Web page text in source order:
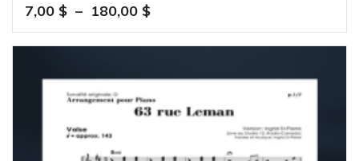
7,00 $ – 180,00 $Plage
de
prix :
à
180,00 $